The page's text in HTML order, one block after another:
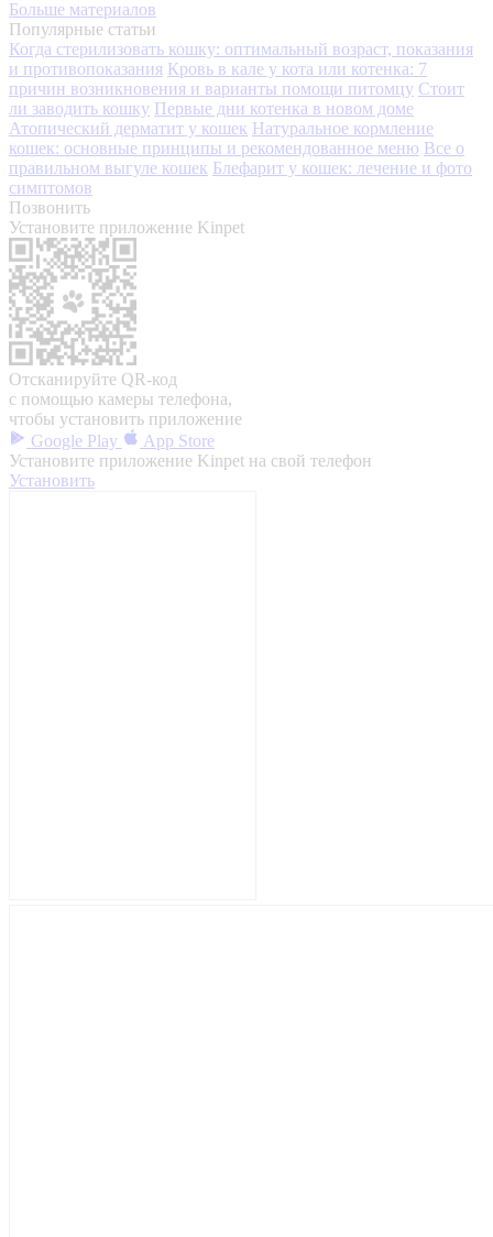
Больше материалов
Популярные статьи
Когда стерилизовать кошку: оптимальный возраст, показания
и противопоказания Кровь в кале у кота или котенка: 7
причин возникновения и варианты помощи питомцу Стоит
ли заводить кошку Первые дни котенка в новом доме
Атопический дерматит у кошек Натуральное кормление
кошек: основные принципы и рекомендованное меню Все о
правильном выгуле кошек Блефарит у кошек: лечение и фото
симптомов
Позвонить
Установите приложение Kinpet
Отсканируйте QR-код
с помощью камеры телефона,
чтобы установить приложение
Google Play
App Store
Установите приложение Kinpet на свой телефон
Установить